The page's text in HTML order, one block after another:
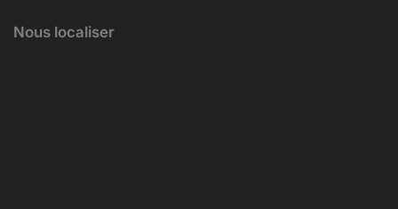
Nous localiser